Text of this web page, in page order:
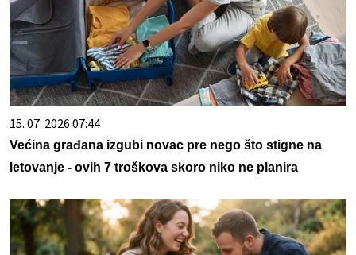
15. 07. 2026 07:44
Većina građana izgubi novac pre nego što stigne na
letovanje - ovih 7 troškova skoro niko ne planira